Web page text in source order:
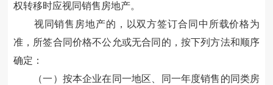
权转移时应视同销售 房地产。
视同销售 房地产的， 以双方签订合同 中 所载价格为
准，所签合同价格不公允或无合同 的， 按下列方法和顺序
确定：
（一）按本企业在同一地区、同一年度销售的同类房